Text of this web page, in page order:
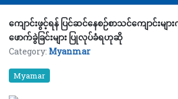
ကျောင်းဖွင့်ရန် ပြင်ဆင်နေစဉ်စာသင်ကျောင်းမျာ
ဖောက်ခွဲခြင်းများ ပြုလုပ်ခံရဟုဆို
Category: Myanmar
Myamar